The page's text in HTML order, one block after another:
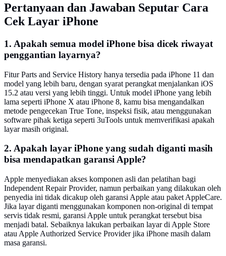
Pertanyaan dan Jawaban Seputar Cara
Cek Layar iPhone
1. Apakah semua model iPhone bisa dicek riwayat
penggantian layarnya?
Fitur Parts and Service History hanya tersedia pada iPhone 11 dan
model yang lebih baru, dengan syarat perangkat menjalankan iOS
15.2 atau versi yang lebih tinggi. Untuk model iPhone yang lebih
lama seperti iPhone X atau iPhone 8, kamu bisa mengandalkan
metode pengecekan True Tone, inspeksi fisik, atau menggunakan
software pihak ketiga seperti 3uTools untuk memverifikasi apakah
layar masih original.
2. Apakah layar iPhone yang sudah diganti masih
bisa mendapatkan garansi Apple?
Apple menyediakan akses komponen asli dan pelatihan bagi
Independent Repair Provider, namun perbaikan yang dilakukan oleh
penyedia ini tidak dicakup oleh garansi Apple atau paket AppleCare.
Jika layar diganti menggunakan komponen non-original di tempat
servis tidak resmi, garansi Apple untuk perangkat tersebut bisa
menjadi batal. Sebaiknya lakukan perbaikan layar di Apple Store
atau Apple Authorized Service Provider jika iPhone masih dalam
masa garansi.